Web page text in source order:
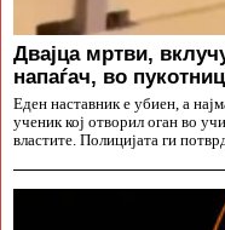
Двајца мртви,
напаѓач, во
Еден наставник е убиен, а
ученик кој отворил оган во
властите. Полицијата ги